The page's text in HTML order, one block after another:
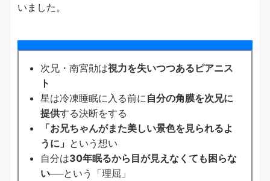
いました。
次兄・南宮勛は視力を失いつつあるピアニス
ト
星は冷凍睡眠に入る前に 自分の角膜を次兄に
提供する決断をする
「お兄ちゃんがまた美しい景色を見られるよ
うに」 という想い
自分は30年眠るから目が見えなくても困らな
い──という「理屈」